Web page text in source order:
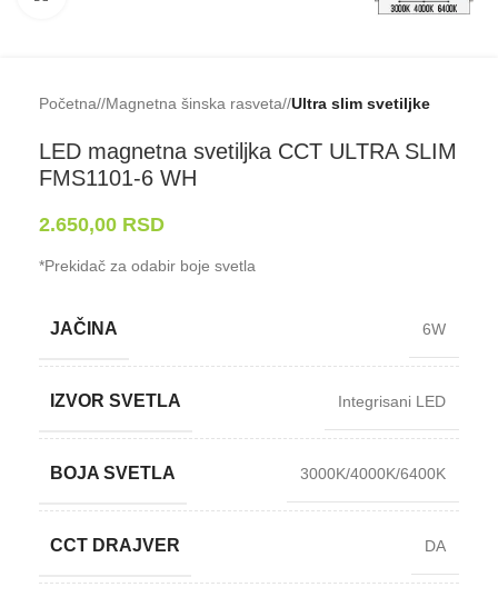
Početna/ Magnetna šinska rasveta/ Ultra slim svetiljke
LED magnetna svetiljka CCT ULTRA SLIM
FMS1101-⁠6 WH
2.650,00 RSD
*Prekidač za odabir boje svetla
JAČINA 6W
IZVOR SVETLA Integrisani LED
BOJA SVETLA 3000K/4000K/6400K
CCT DRAJVER DA